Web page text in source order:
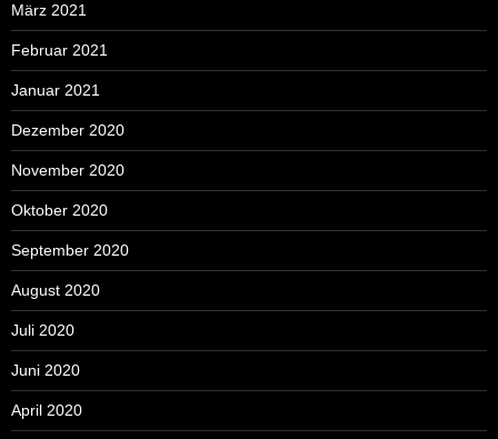
März 2021
Februar 2021
Januar 2021
Dezember 2020
November 2020
Oktober 2020
September 2020
August 2020
Juli 2020
Juni 2020
April 2020